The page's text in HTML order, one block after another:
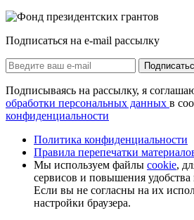
Подписаться на e-mail рассылку
Подписываясь на рассылку, я
обработки персональных данных в
конфиденциальности
Политика конфиденциальности
Правила перепечатки
Мы используем файлы cookie,
сервисов и повышения удобства
Если вы не согласны на их
настройки браузера.